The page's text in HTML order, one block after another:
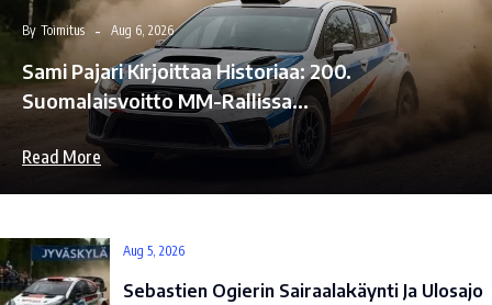
By Toimitus Aug 6, 2026
Sami Pajari Kirjoittaa Historiaa: 200.
Suomalaisvoitto MM-Rallissa…
Read More
Aug 5, 2026
Sebastien Ogierin Sairaalakäynti Ja Ulosajo